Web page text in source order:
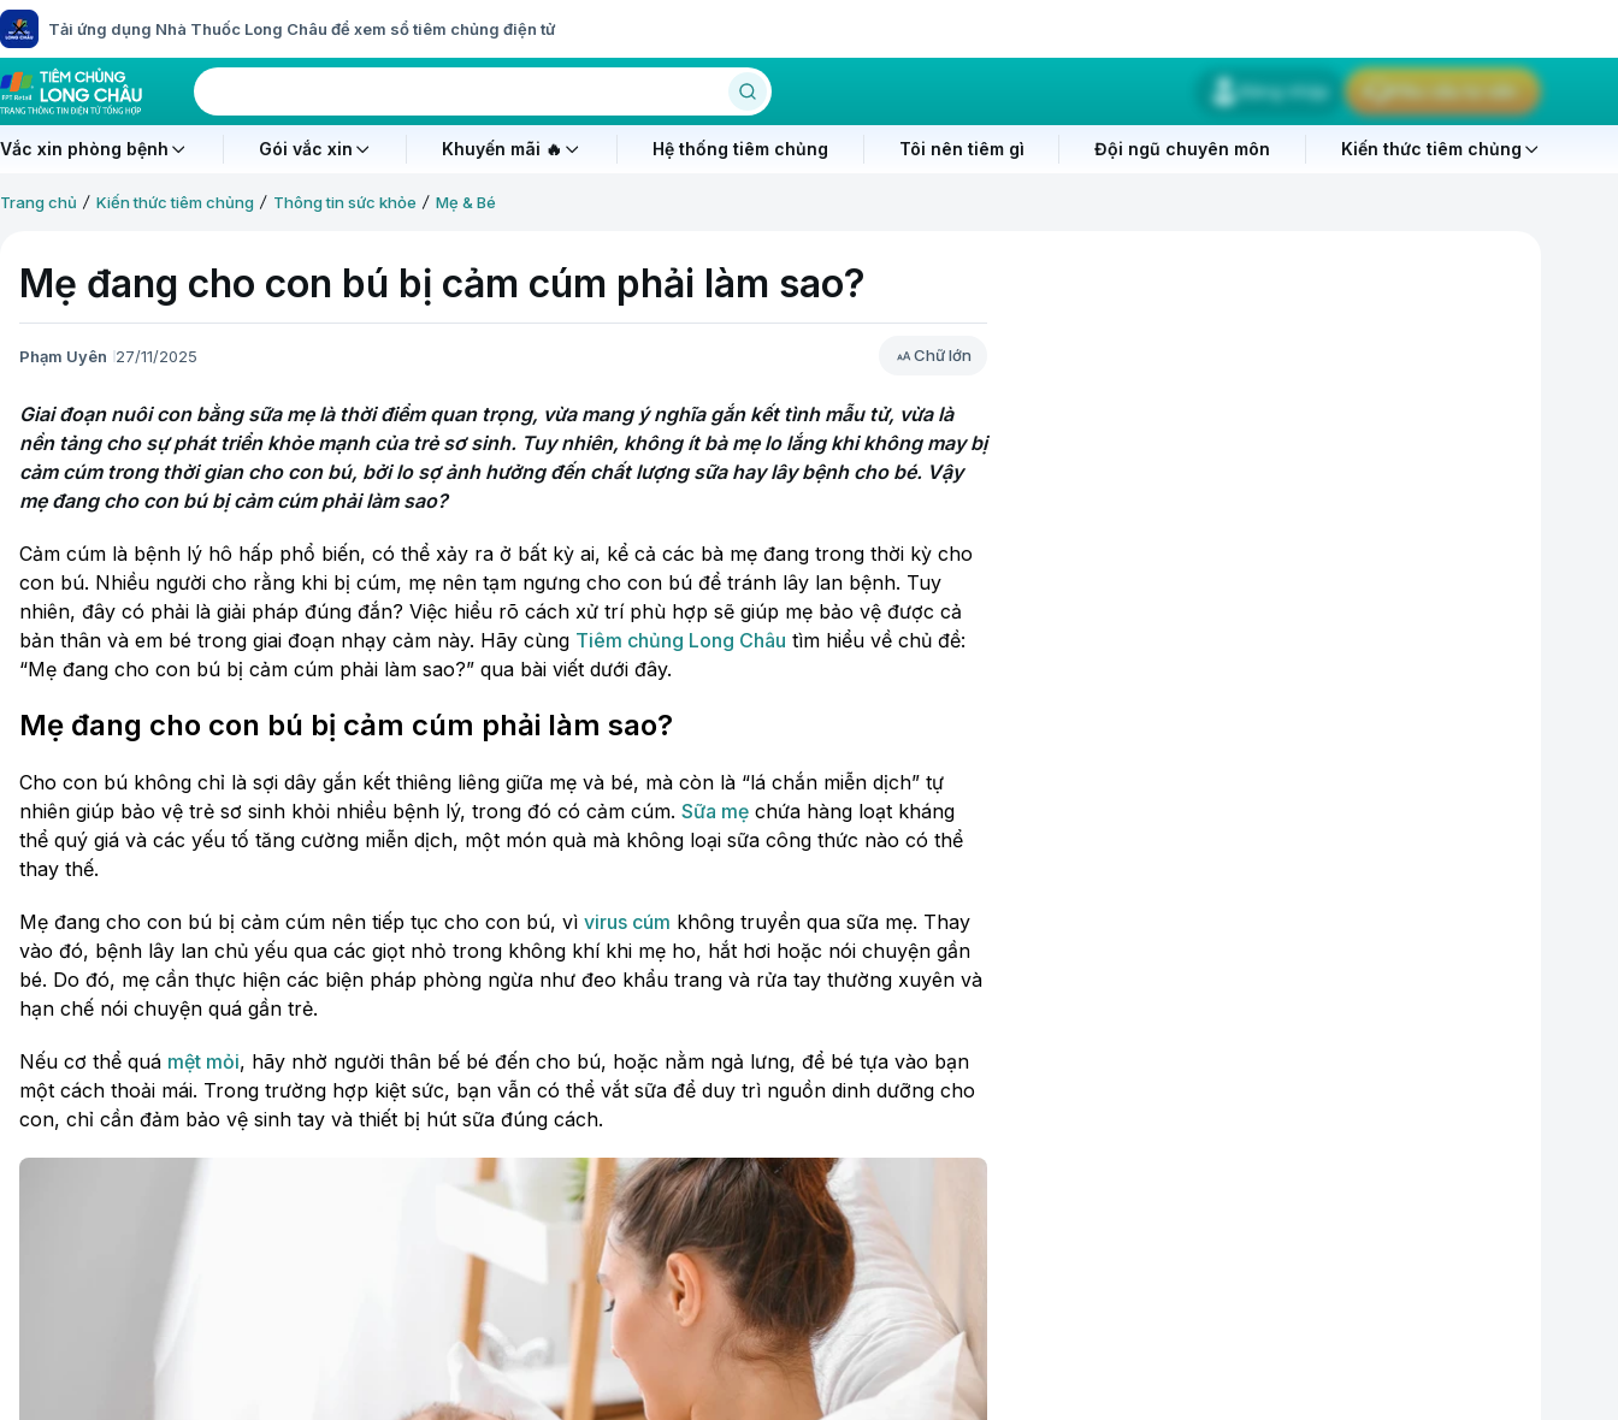
Tải ứng dụng Nhà Thuốc Long Châu để xem sổ tiêm chủng điện tử
Đăng nhập Yêu cầu tư vấn
Vắc xin phòng bệnh Gói vắc xin Khuyến mãi 🔥 Hệ thống tiêm chủng Tôi nên tiêm gì Đội ngũ chuyên môn Kiến thức tiêm chủng
Trang chủ Kiến thức tiêm chủng Thông tin sức khỏe Mẹ & Bé
Mẹ đang cho con bú bị cảm cúm phải làm sao?
Phạm Uyên 27/11/2025 Chữ lớn
Giai đoạn nuôi con bằng sữa mẹ là thời điểm quan trọng, vừa mang ý nghĩa gắn kết tình mẫu tử, vừa là
nền tảng cho sự phát triển khỏe mạnh của trẻ sơ sinh. Tuy nhiên, không ít bà mẹ lo lắng khi không may bị
cảm cúm trong thời gian cho con bú, bởi lo sợ ảnh hưởng đến chất lượng sữa hay lây bệnh cho bé. Vậy
mẹ đang cho con bú bị cảm cúm phải làm sao?
Cảm cúm là bệnh lý hô hấp phổ biến, có thể xảy ra ở bất kỳ ai, kể cả các bà mẹ đang trong thời kỳ cho
con bú. Nhiều người cho rằng khi bị cúm, mẹ nên tạm ngưng cho con bú để tránh lây lan bệnh. Tuy
nhiên, đây có phải là giải pháp đúng đắn? Việc hiểu rõ cách xử trí phù hợp sẽ giúp mẹ bảo vệ được cả
bản thân và em bé trong giai đoạn nhạy cảm này. Hãy cùng Tiêm chủng Long Châu tìm hiểu về chủ đề:
“Mẹ đang cho con bú bị cảm cúm phải làm sao?” qua bài viết dưới đây.
Mẹ đang cho con bú bị cảm cúm phải làm sao?
Cho con bú không chỉ là sợi dây gắn kết thiêng liêng giữa mẹ và bé, mà còn là “lá chắn miễn dịch” tự
nhiên giúp bảo vệ trẻ sơ sinh khỏi nhiều bệnh lý, trong đó có cảm cúm. Sữa mẹ chứa hàng loạt kháng
thể quý giá và các yếu tố tăng cường miễn dịch, một món quà mà không loại sữa công thức nào có thể
thay thế.
Mẹ đang cho con bú bị cảm cúm nên tiếp tục cho con bú, vì virus cúm không truyền qua sữa mẹ. Thay
vào đó, bệnh lây lan chủ yếu qua các giọt nhỏ trong không khí khi mẹ ho, hắt hơi hoặc nói chuyện gần
bé. Do đó, mẹ cần thực hiện các biện pháp phòng ngừa như đeo khẩu trang và rửa tay thường xuyên và
hạn chế nói chuyện quá gần trẻ.
Nếu cơ thể quá mệt mỏi, hãy nhờ người thân bế bé đến cho bú, hoặc nằm ngả lưng, để bé tựa vào bạn
một cách thoải mái. Trong trường hợp kiệt sức, bạn vẫn có thể vắt sữa để duy trì nguồn dinh dưỡng cho
con, chỉ cần đảm bảo vệ sinh tay và thiết bị hút sữa đúng cách.